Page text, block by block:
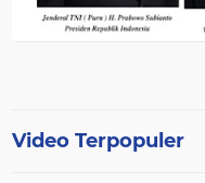
Video Terpopuler